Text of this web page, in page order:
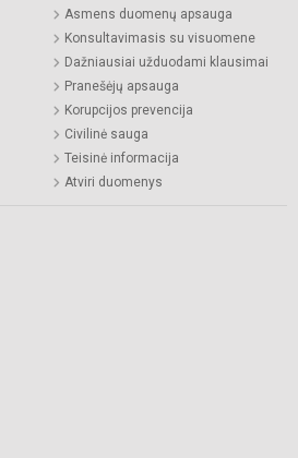
Asmens duomenų apsauga
Konsultavimasis su visuomene
Dažniausiai užduodami klausimai
Pranešėjų apsauga
Korupcijos prevencija
Civilinė sauga
Teisinė informacija
Atviri duomenys